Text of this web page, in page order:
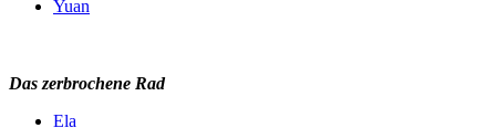
Yuan
Das zerbrochene Rad
Ela